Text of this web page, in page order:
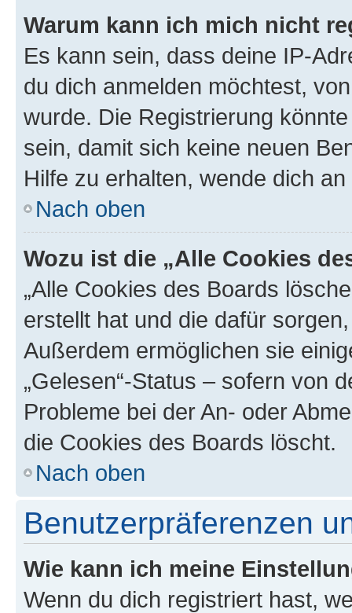
Warum kann ich mich nicht
Es kann sein, dass deine IP-
du dich anmelden möchtest,
wurde. Die Registrierung
sein, damit sich keine neuen
Hilfe zu erhalten, wende dich
Nach oben
Wozu ist die „Alle Cookies
„Alle Cookies des Boards
erstellt hat und die dafür
Außerdem ermöglichen sie
„Gelesen“-Status – sofern von
Probleme bei der An- oder
die Cookies des Boards löscht.
Nach oben
Benutzerpräferenzen
Wie kann ich meine
Wenn du dich registriert hast,